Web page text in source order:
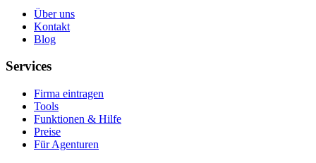
Über uns
Kontakt
Blog
Services
Firma eintragen
Tools
Funktionen & Hilfe
Preise
Für Agenturen